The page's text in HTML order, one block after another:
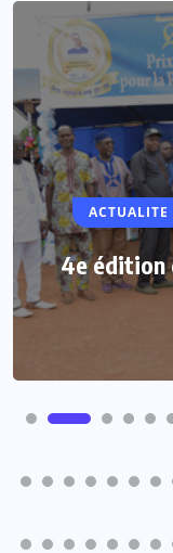
Vacances